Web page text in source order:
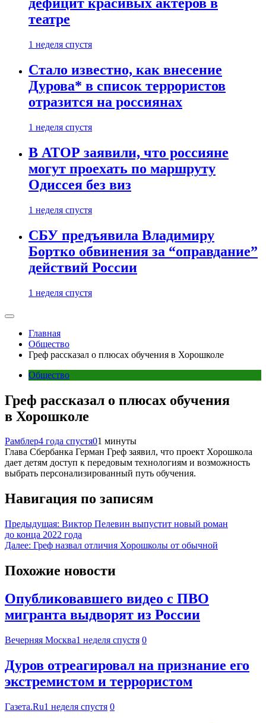
дефицит красивых актеров в
театре
1 неделя спустя
Стало известно, как внесение
Дурова* в список террористов
отразится на россиянах
1 неделя спустя
В АТОР заявили, что россияне
могут проехать по маршруту
Одиссея без виз
1 неделя спустя
СБУ предъявила Владимиру
Бортко обвинения за “оправдание”
действий России
1 неделя спустя
Главная
Общество
Греф рассказал о плюсах обучения в Хорошколе
Общество
Греф рассказал о плюсах обучения
в Хорошколе
Рамблер4 года спустя01 минуты
Глава Сбербанка Герман Греф заявил, что проект Хорошкола
дает детям доступ к передовым технологиям и возможность
выбрать персонализированный путь обучения.
Навигация по записям
Предыдущая: Виктор Пелевин выпустит новый роман
до конца 2022 года
Далее: Греф назвал отличия Хорошколы от обычной
Похожие новости
Опубликовавшего видео с ПВО
мигранта выдворят из России
Вечерняя Москва1 неделя спустя 0
Дуров отреагировал на признание его
экстремистом и террористом
Газета.Ru1 неделя спустя 0